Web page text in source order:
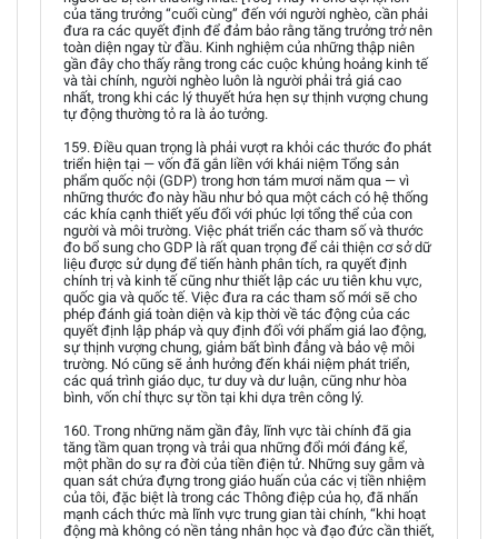
của tăng trưởng “cuối cùng” đến với người nghèo, cần phải
đưa ra các quyết định để đảm bảo rằng tăng trưởng trở nên
toàn diện ngay từ đầu. Kinh nghiệm của những thập niên
gần đây cho thấy rằng trong các cuộc khủng hoảng kinh tế
và tài chính, người nghèo luôn là người phải trả giá cao
nhất, trong khi các lý thuyết hứa hẹn sự thịnh vượng chung
tự động thường tỏ ra là ảo tưởng.
159. Điều quan trọng là phải vượt ra khỏi các thước đo phát
triển hiện tại — vốn đã gắn liền với khái niệm Tổng sản
phẩm quốc nội (GDP) trong hơn tám mươi năm qua — vì
những thước đo này hầu như bỏ qua một cách có hệ thống
các khía cạnh thiết yếu đối với phúc lợi tổng thể của con
người và môi trường. Việc phát triển các tham số và thước
đo bổ sung cho GDP là rất quan trọng để cải thiện cơ sở dữ
liệu được sử dụng để tiến hành phân tích, ra quyết định
chính trị và kinh tế cũng như thiết lập các ưu tiên khu vực,
quốc gia và quốc tế. Việc đưa ra các tham số mới sẽ cho
phép đánh giá toàn diện và kịp thời về tác động của các
quyết định lập pháp và quy định đối với phẩm giá lao động,
sự thịnh vượng chung, giảm bất bình đẳng và bảo vệ môi
trường. Nó cũng sẽ ảnh hưởng đến khái niệm phát triển,
các quá trình giáo dục, tư duy và dư luận, cũng như hòa
bình, vốn chỉ thực sự tồn tại khi dựa trên công lý.
160. Trong những năm gần đây, lĩnh vực tài chính đã gia
tăng tầm quan trọng và trải qua những đổi mới đáng kể,
một phần do sự ra đời của tiền điện tử. Những suy gẫm và
quan sát chứa đựng trong giáo huấn của các vị tiền nhiệm
của tôi, đặc biệt là trong các Thông điệp của họ, đã nhấn
mạnh cách thức mà lĩnh vực trung gian tài chính, “khi hoạt
động mà không có nền tảng nhân học và đạo đức cần thiết,